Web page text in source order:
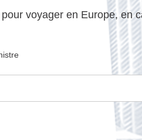
voyager en Europe, en